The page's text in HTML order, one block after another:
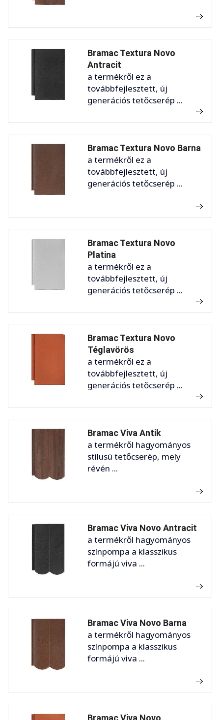
Bramac Textura Novo
Antracit
a termékről ez a
továbbfejlesztett, új
generációs tetőcserép ...
Bramac Textura Novo Barna
a termékről ez a
továbbfejlesztett, új
generációs tetőcserép ...
Bramac Textura Novo
Platina
a termékről ez a
továbbfejlesztett, új
generációs tetőcserép ...
Bramac Textura Novo
Téglavörös
a termékről ez a
továbbfejlesztett, új
generációs tetőcserép ...
Bramac Viva Antik
a termékről hagyományos
stílusú tetőcserép, mely
révén ...
Bramac Viva Novo Antracit
a termékről hagyományos
színpompa a klasszikus
formájú viva ...
Bramac Viva Novo Barna
a termékről hagyományos
színpompa a klasszikus
formájú viva ...
Bramac Viva Novo